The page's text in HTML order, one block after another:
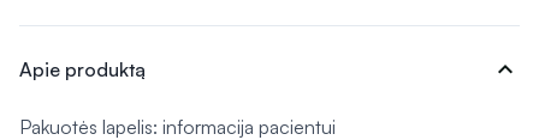
Apie produktą expand_more
Pakuotės lapelis: informacija pacientui